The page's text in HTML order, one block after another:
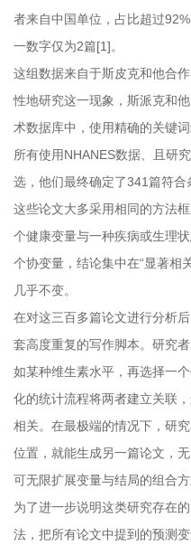
者来自中国单位，占比超过
一数字仅为2篇[1]。
这组数据来自于斯皮克和他合
性地研究这一现象，斯派克和
术数据库中，使用精确的关键
所有使用NHANES数据、且研
选，他们最终确定了341篇符合
这些论文大多采用相同的方法
个健康变量与一种疾病或生理
个协变量，结论集中在“显著相
几乎不变。
在对这三百多篇论文进行分析
套高度重复的写作脚本。研究
如某种维生素水平，再选择一
化的统计流程将两者建立关联
相关。在最极端的情况下，研
位置，就能生成另一篇论文，
可无限扩展变量与结局的组合方
为了进一步说明这类研究存在
法，把所有论文中提到的预测